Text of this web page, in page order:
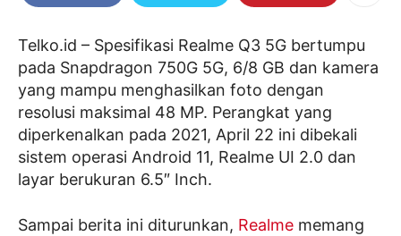
Telko.id – Spesifikasi Realme Q3 5G bertumpu
pada Snapdragon 750G 5G, 6/8 GB dan kamera
yang mampu menghasilkan foto dengan
resolusi maksimal 48 MP. Perangkat yang
diperkenalkan pada 2021, April 22 ini dibekali
sistem operasi Android 11, Realme UI 2.0 dan
layar berukuran 6.5″ Inch.
Sampai berita ini diturunkan, Realme memang